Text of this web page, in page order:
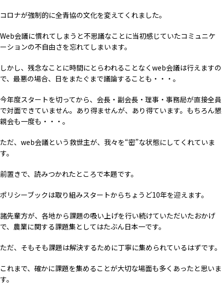
コロナが強制的に全青協の文化を変えてくれました。
Web会議に慣れてしまうと不思議なことに当初感じていたコミュニケ
ーションの不自由さを忘れてしまいます。
しかし、残念なことに時間にとらわれることなくweb会議は行えますの
で、最悪の場合、日をまたぐまで議論することも・・・。
今年度スタートを切ってから、会長・副会長・理事・事務局が直接全員
で対面できていません。あり得ませんが、あり得ています。もちろん懇
親会も一度も・・・。
ただ、web会議という救世主が、我々を“密”な状態にしてくれていま
す。
前置きで、読みつかれたところで本題です。
ポリシーブックは取り組みスタートからちょうど10年を迎えます。
諸先輩方が、各地から課題の吸い上げを行い続けていただいたおかげ
で、農業に関する課題集としてはたぶん日本一です。
ただ、そもそも課題は解決するために丁寧に集められているはずです。
これまで、確かに課題を集めることが大切な場面も多くあったと思いま
す。